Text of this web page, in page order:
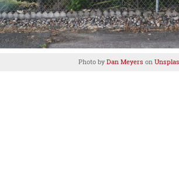
Photo by Dan Meyers on